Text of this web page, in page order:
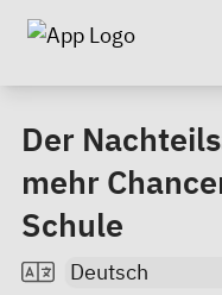
Der
mehr
Schule